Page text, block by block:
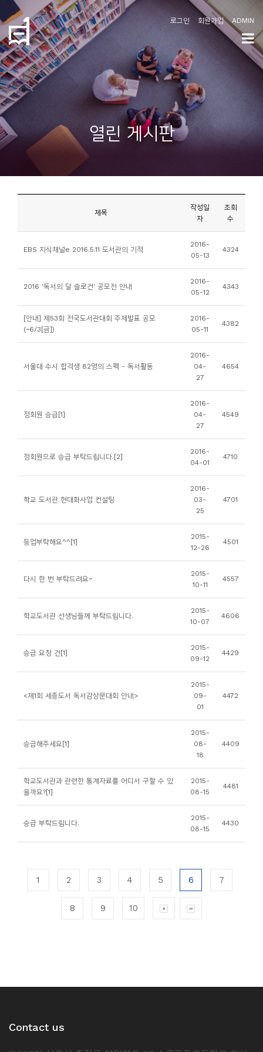
로그인 회원가입 ADMIN
열린 게시판
제목
작성일
자
조회
수
EBS 지식채널e 2016.5.11 도서관의 기적
2016-
05-13
4324
2016 '독서의 달 슬로건' 공모전 안내
2016-
05-12
4343
[안내] 제53회 전국도서관대회 주제발표 공모
(~6/3[금])
2016-
05-11
4382
서울대 수시 합격생 82명의 스펙 - 독서활동
2016-
04-
27
4654
정회원 승급[1]
2016-
04-
27
4549
정회원으로 승급 부탁드립니다.[2]
2016-
04-01
4710
학교 도서관 현대화사업 컨설팅
2016-
03-
25
4701
등업부탁해요^^[1]
2015-
12-26
4501
다시 한 번 부탁드려요~
2015-
10-11
4557
학교도서관 선생님들께 부탁드립니다.
2015-
10-07
4606
승급 요청 건[1]
2015-
09-12
4429
<제1회 세종도서 독서감상문대회 안내>
2015-
09-
01
4472
승급해주세요[1]
2015-
08-
18
4409
학교도서관과 관련한 통계자료를 어디서 구할 수 있
을까요?[1]
2015-
08-15
4481
승급 부탁드립니다.
2015-
08-15
4430
1 2 3 4 5 6 7
8 9 10
Contact us
학
도
협
개
지
사
아
사
및
평